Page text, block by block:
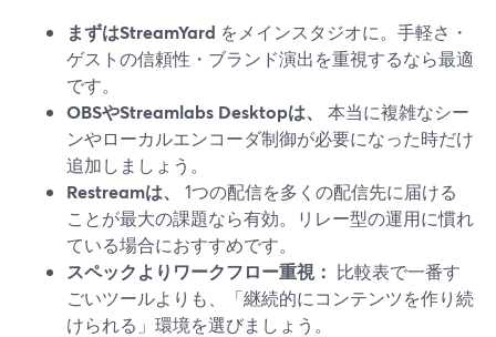
まずはStreamYard をメインスタジオに。手軽さ・
ゲストの信頼性・ブランド演出を重視するなら最適
です。
OBSやStreamlabs Desktopは、
本当に複雑なシー
ンやローカルエンコーダ制御が必要になった時だけ
追加しましょう。
Restreamは、
1つの配信を多くの配信先に届ける
ことが最大の課題なら有効。リレー型の運用に慣れ
ている場合におすすめです。
スペックよりワークフロー重視： 比較表で一番す
ごいツールよりも、「継続的にコンテンツを作り続
けられる」環境を選びましょう。